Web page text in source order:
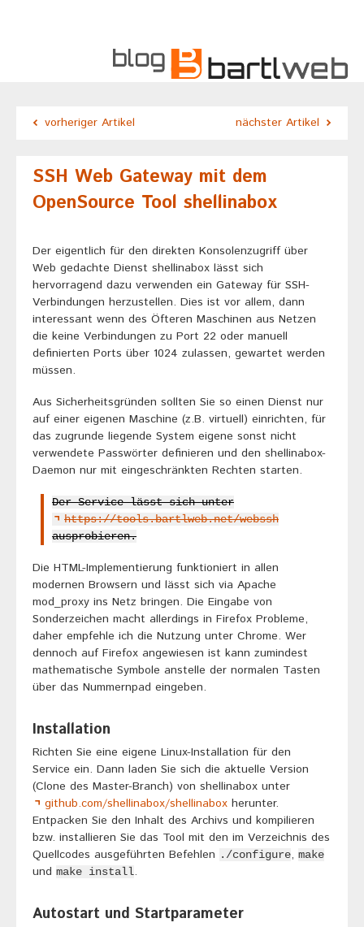
nächster Artikel
vorheriger Artikel
SSH Web Gateway mit dem
OpenSource Tool shellinabox
Der eigentlich für den direkten Konsolenzugriff über
Web gedachte Dienst shellinabox lässt sich
hervorragend dazu verwenden ein Gateway für SSH-
Verbindungen herzustellen. Dies ist vor allem, dann
interessant wenn des Öfteren Maschinen aus Netzen
die keine Verbindungen zu Port 22 oder manuell
definierten Ports über 1024 zulassen, gewartet werden
müssen.
Aus Sicherheitsgründen sollten Sie so einen Dienst nur
auf einer eigenen Maschine (z.B. virtuell) einrichten, für
das zugrunde liegende System eigene sonst nicht
verwendete Passwörter definieren und den shellinabox-
Daemon nur mit eingeschränkten Rechten starten.
Der Service lässt sich unter
https://tools.bartlweb.net/webssh
ausprobieren.
Die HTML-Implementierung funktioniert in allen
modernen Browsern und lässt sich via Apache
mod_proxy ins Netz bringen. Die Eingabe von
Sonderzeichen macht allerdings in Firefox Probleme,
daher empfehle ich die Nutzung unter Chrome. Wer
dennoch auf Firefox angewiesen ist kann zumindest
mathematische Symbole anstelle der normalen Tasten
über das Nummernpad eingeben.
Installation
Richten Sie eine eigene Linux-Installation für den
Service ein. Dann laden Sie sich die aktuelle Version
(Clone des Master-Branch) von shellinabox unter
github.com/shellinabox/shellinabox herunter.
Entpacken Sie den Inhalt des Archivs und kompilieren
bzw. installieren Sie das Tool mit den im Verzeichnis des
Quellcodes ausgeführten Befehlen ./configure, make
und make install.
Autostart und Startparameter